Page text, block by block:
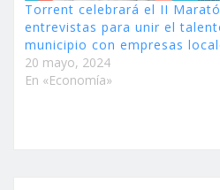
Torrent celebrará el II
entrevistas para unir el
municipio con empresas
20 mayo, 2024
En «Economía»